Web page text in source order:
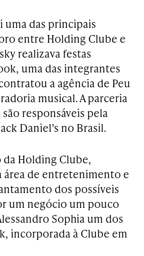
uma das principais
entre Holding Clube e
realizava festas
uma das integrantes
a agência de Peu
musical. A parceria
responsáveis pela
Daniel’s no Brasil.
Holding Clube,
área de entretenimento e
dos possíveis
um negócio um pouco
Sophia um dos
incorporada à Clube em